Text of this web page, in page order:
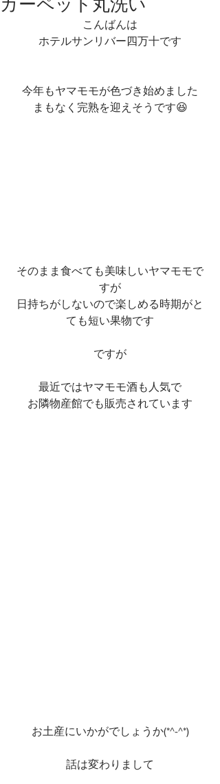
カーペット丸洗い
こんばんは
ホテルサンリバー四万十です
今年もヤマモモが色づき始めました
まもなく完熟を迎えそうです😆
そのまま食べても美味しいヤマモモで
すが
日持ちがしないので楽しめる時期がと
ても短い果物です
ですが
最近ではヤマモモ酒も人気で
お隣物産館でも販売されています
お土産にいかがでしょうか(*^-^*)
話は変わりまして